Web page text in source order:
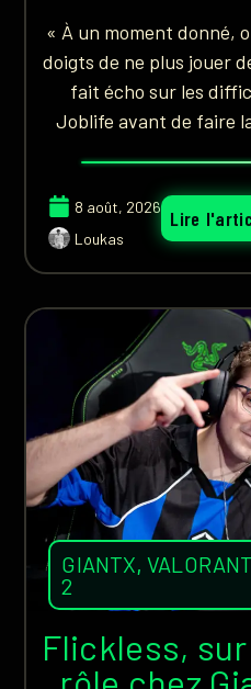
« À un moment donné,
doigts de ne plus jouer
fait écho sur les
Joblife avant de faire
8 août, 2026
Loukas
Lire
GIANTX, VALORANT
2
Flickless,